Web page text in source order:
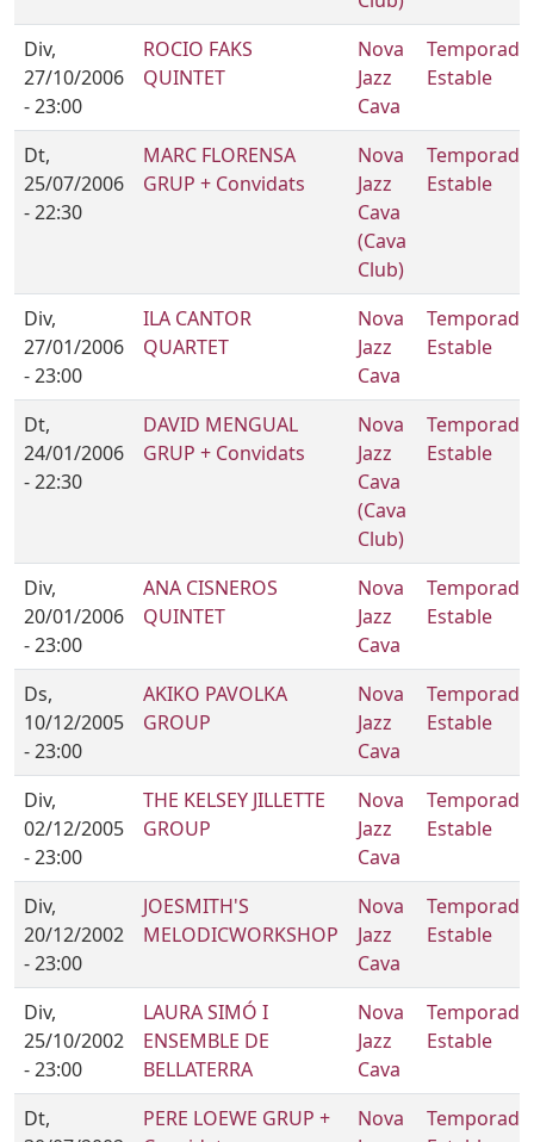
Div,
27/10/2006
- 23:00
ROCIO FAKS
QUINTET
Nova
Jazz
Cava
Temporada
Estable
Dt,
25/07/2006
- 22:30
MARC FLORENSA
GRUP + Convidats
Nova
Jazz
Cava
(Cava
Club)
Temporada
Estable
Div,
27/01/2006
- 23:00
ILA CANTOR
QUARTET
Nova
Jazz
Cava
Temporada
Estable
Dt,
24/01/2006
- 22:30
DAVID MENGUAL
GRUP + Convidats
Nova
Jazz
Cava
(Cava
Club)
Temporada
Estable
Div,
20/01/2006
- 23:00
ANA CISNEROS
QUINTET
Nova
Jazz
Cava
Temporada
Estable
Ds,
10/12/2005
- 23:00
AKIKO PAVOLKA
GROUP
Nova
Jazz
Cava
Temporada
Estable
Div,
02/12/2005
- 23:00
THE KELSEY JILLETTE
GROUP
Nova
Jazz
Cava
Temporada
Estable
Div,
20/12/2002
- 23:00
JOESMITH'S
MELODICWORKSHOP
Nova
Jazz
Cava
Temporada
Estable
Div,
25/10/2002
- 23:00
LAURA SIMÓ I
ENSEMBLE DE
BELLATERRA
Nova
Jazz
Cava
Temporada
Estable
Dt,
PERE LOEWE GRUP +
Nova
Temporada